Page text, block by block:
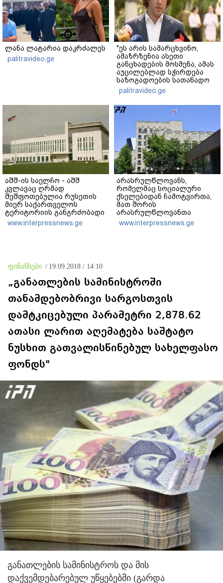
ლანა ლატარია დაკრძალეს
palitravideo.ge
"ეს არის სამარცხვინო,
ამაზრზენია ასეთი
განცხადების მოსმენა, ამას
აუცილებლად სჭირდება
საზოგადოების სათანადო
რეაქცია" - ირაკლი
კობახიძე
palitravideo.ge
აშშ-ის საელჩო - აშშ
კვლავაც ღრმად
შეშფოთებულია რუსეთის
მიერ საქართველოს
ტერიტორიის განგრძობადი
ოკუპაციით და გმობს
ოკუპაციის პირობებში
www.interpressnews.ge
არასრულწლოვანს,
რომელმაც სოციალური
ქსელებიდან ჩამოტვირთა,
მათ შორის
არასრულწლოვანთა
ფოტოსურათები,
დაამონტაჟა, მიანიჭა
www.interpressnews.ge
ფინანსები / 19.09.2018 / 14:10
„განათლების სამინისტროში
თანამდებობრივი სარგოსთვის
დამტკიცებული პარამეტრი 2,878.62
ათასი ლარით აღემატება საშტატო
ნუსხით გათვალისწინებულ სახელფასო
ფონდს"
განათლების სამინისტროს და მის
დაქვემდებარებულ უწყებებში (გარდა